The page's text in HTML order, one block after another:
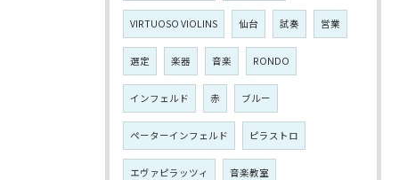
VIRTUOSO VIOLINS 仙台 試奏 営業
選定 楽器 音楽 RONDO
インフェルド 赤 ブルー
ペーターインフェルド ピラストロ
エヴァピラッツィ 音楽教室